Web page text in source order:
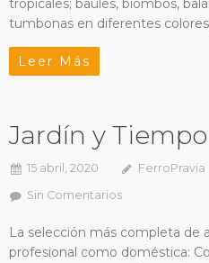
tropicales; baúles, biombos,
tumbonas en diferentes
Leer Más
Jardín y
15 abril, 2020 FerroPravia
Sin Comentarios
La selección más completa de
profesional como doméstica: